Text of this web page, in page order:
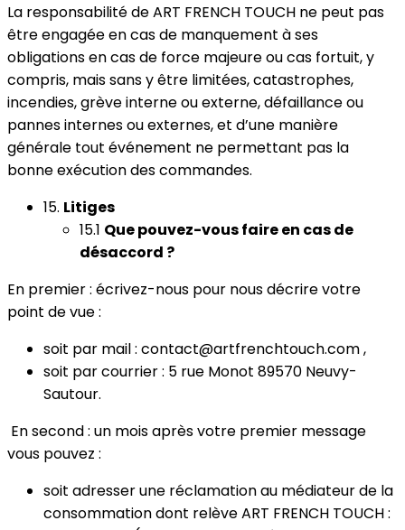
La responsabilité de ART FRENCH TOUCH ne peut pas
être engagée en cas de manquement à ses
obligations en cas de force majeure ou cas fortuit, y
compris, mais sans y être limitées, catastrophes,
incendies, grève interne ou externe, défaillance ou
pannes internes ou externes, et d’une manière
générale tout événement ne permettant pas la
bonne exécution des commandes.
15. Litiges
15.1 Que pouvez-vous faire en cas de
désaccord ?
En premier : écrivez-nous pour nous décrire votre
point de vue :
soit par mail : contact@artfrenchtouch.com ,
soit par courrier : 5 rue Monot 89570 Neuvy-
Sautour.
En second : un mois après votre premier message
vous pouvez :
soit adresser une réclamation au médiateur de la
consommation dont relève ART FRENCH TOUCH :